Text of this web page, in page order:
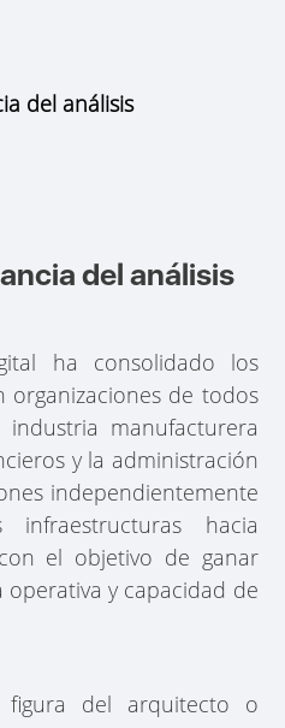
del análisis
del análisis
ha consolidado los
organizaciones de todos
manufacturera
y la administración
independientemente
hacia
el objetivo de ganar
operativa y capacidad de
del arquitecto o